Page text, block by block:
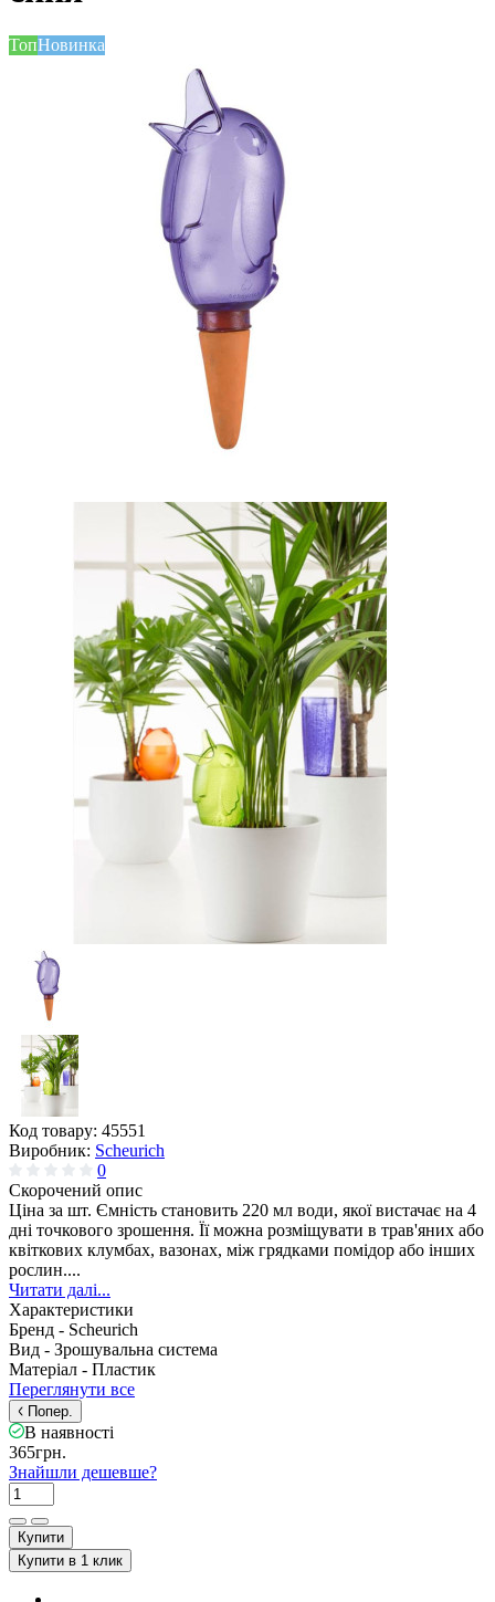
ТопНовинка
Код товару: 45551
Виробник: Scheurich
0
Скорочений опис
Ціна за шт. Ємність становить 220 мл води, якої вистачає на 4
дні точкового зрошення. Її можна розміщувати в трав'яних або
квіткових клумбах, вазонах, між грядками помідор або інших
рослин....
Читати далі...
Характеристики
Бренд - Scheurich
Вид - Зрошувальна система
Матеріал - Пластик
Переглянути все
Попер.
В наявності
365грн.
Знайшли дешевше?
Купити
Купити в 1 клик